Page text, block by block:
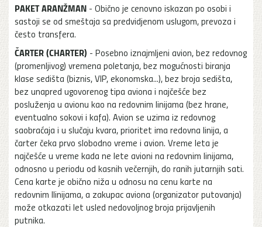
PAKET ARANŽMAN - Obično je cenovno iskazan po osobi i
sastoji se od smeštaja sa predvidjenom uslugom, prevoza i
često transfera.
ČARTER (CHARTER) - Posebno iznajmljeni avion, bez redovnog
(promenljivog) vremena poletanja, bez mogućnosti biranja
klase sedišta (biznis, VIP, ekonomska...), bez broja sedišta,
bez unapred ugovorenog tipa aviona i najčešće bez
posluženja u avionu kao na redovnim linijama (bez hrane,
eventualno sokovi i kafa). Avion se uzima iz redovnog
saobraćaja i u slučaju kvara, prioritet ima redovna linija, a
čarter čeka prvo slobodno vreme i avion. Vreme leta je
najčešće u vreme kada ne lete avioni na redovnim linijama,
odnosno u periodu od kasnih večernjih, do ranih jutarnjih sati.
Cena karte je obično niža u odnosu na cenu karte na
redovnim llinijama, a zakupac aviona (organizator putovanja)
može otkazati let usled nedovoljnog broja prijavljenih
putnika.